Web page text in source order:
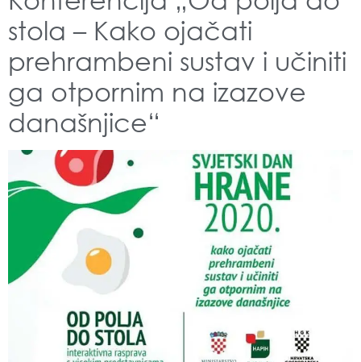
stola – Kako ojačati
prehrambeni sustav i učiniti
ga otpornim na izazove
današnjice“